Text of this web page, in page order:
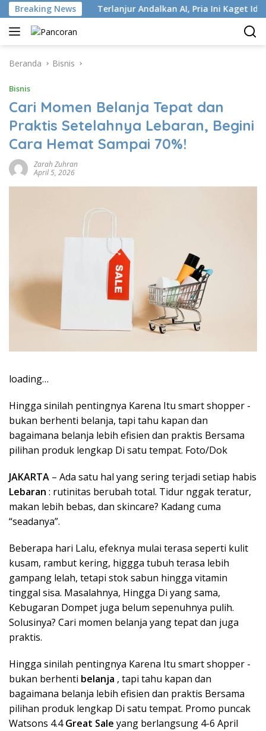
Langsung
ke
konten
Breaking News
ISP Terlanjur Andalkan AI, Pria Ini Kaget Idap
Beranda Bisnis
Bisnis
Cari Momen Belanja Tepat dan
Praktis Setelahnya Lebaran, Begini
Cara Hemat Sampai 70%!
Zarah Zuhran
April 5, 2026
loading…
Hingga sinilah pentingnya Karena Itu smart shopper -
bukan berhenti belanja, tapi tahu kapan dan
bagaimana belanja lebih efisien dan praktis Bersama
pilihan produk lengkap Di satu tempat. Foto/Dok
JAKARTA – Ada satu hal yang sering terjadi setiap habis
Lebaran : rutinitas berubah total. Tidur nggak teratur,
makan lebih bebas, dan skincare? Kadang cuma
“seadanya”.
Beberapa hari Lalu, efeknya mulai terasa seperti kulit
kusam, rambut kering, higgga tubuh terasa lebih
gampang lelah, tetapi stok sabun hingga vitamin
tinggal sisa. Masalahnya, Hingga Di yang sama,
Kebugaran Dompet juga belum sepenuhnya pulih.
Solusinya? Cari momen belanja yang tepat dan juga
praktis.
Hingga sinilah pentingnya Karena Itu smart shopper -
bukan berhenti belanja , tapi tahu kapan dan
bagaimana belanja lebih efisien dan praktis Bersama
pilihan produk lengkap Di satu tempat. Promo puncak
Watsons 4.4Great Sale yang berlangsung 4-6 April